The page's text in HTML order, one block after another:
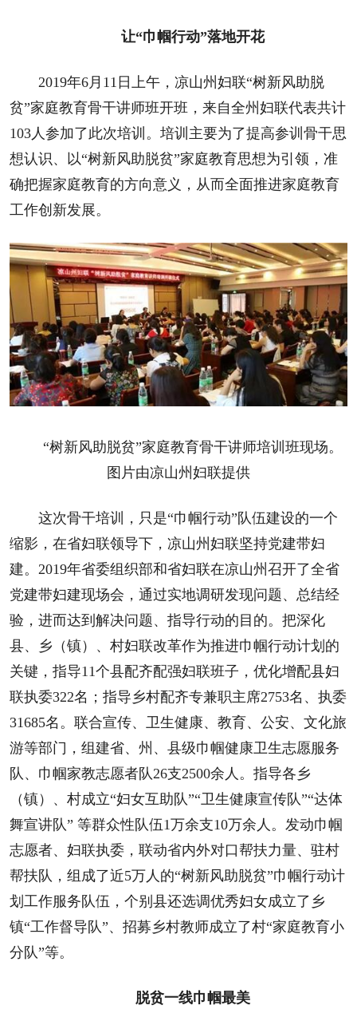
让“巾帼行动”落地开花
2019年6月11日上午，凉山州妇联“树新风助脱
贫”家庭教育骨干讲师班开班，来自全州妇联代表共计
103人参加了此次培训。培训主要为了提高参训骨干思
想认识、以“树新风助脱贫”家庭教育思想为引领，准
确把握家庭教育的方向意义，从而全面推进家庭教育
工作创新发展。
“树新风助脱贫”家庭教育骨干讲师培训班现场。
图片由凉山州妇联提供
这次骨干培训，只是“巾帼行动”队伍建设的一个
缩影，在省妇联领导下，凉山州妇联坚持党建带妇
建。2019年省委组织部和省妇联在凉山州召开了全省
党建带妇建现场会，通过实地调研发现问题、总结经
验，进而达到解决问题、指导行动的目的。把深化
县、乡（镇）、村妇联改革作为推进巾帼行动计划的
关键，指导11个县配齐配强妇联班子，优化增配县妇
联执委322名；指导乡村配齐专兼职主席2753名、执委
31685名。联合宣传、卫生健康、教育、公安、文化旅
游等部门，组建省、州、县级巾帼健康卫生志愿服务
队、巾帼家教志愿者队26支2500余人。指导各乡
（镇）、村成立“妇女互助队”“卫生健康宣传队”“达体
舞宣讲队” 等群众性队伍1万余支10万余人。发动巾帼
志愿者、妇联执委，联动省内外对口帮扶力量、驻村
帮扶队，组成了近5万人的“树新风助脱贫”巾帼行动计
划工作服务队伍，个别县还选调优秀妇女成立了乡
镇“工作督导队”、招募乡村教师成立了村“家庭教育小
分队”等。
脱贫一线巾帼最美